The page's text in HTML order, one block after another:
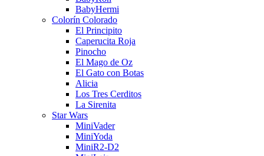
BabyHermi
Colorín Colorado
El Principito
Caperucita Roja
Pinocho
El Mago de Oz
El Gato con Botas
Alicia
Los Tres Cerditos
La Sirenita
Star Wars
MiniVader
MiniYoda
MiniR2-D2